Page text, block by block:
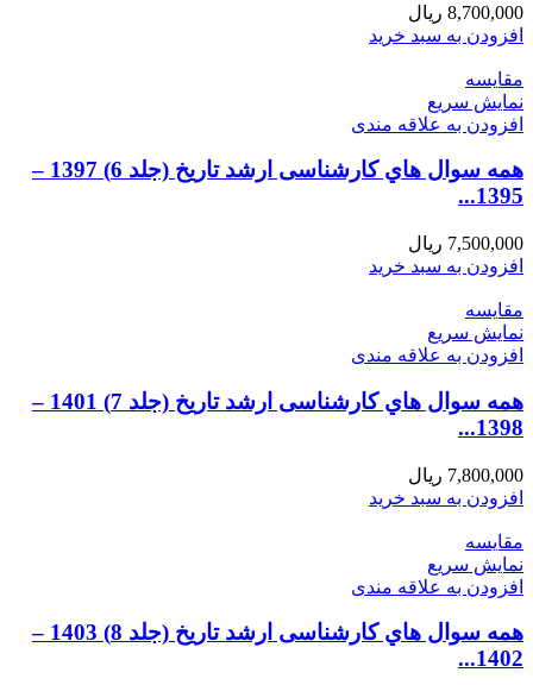
8,700,000 ریال
افزودن به سبد خرید
مقايسه
نمایش سریع
افزودن به علاقه مندی
همه سوال هاي کارشناسی ارشد تاریخ (جلد 6) 1397 –
1395...
7,500,000 ریال
افزودن به سبد خرید
مقايسه
نمایش سریع
افزودن به علاقه مندی
همه سوال هاي کارشناسی ارشد تاریخ (جلد 7) 1401 –
1398...
7,800,000 ریال
افزودن به سبد خرید
مقايسه
نمایش سریع
افزودن به علاقه مندی
همه سوال هاي کارشناسی ارشد تاریخ (جلد 8) 1403 –
1402...